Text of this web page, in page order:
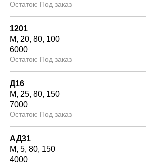
Под заказ
1201
М
20 80 100
6000
Под заказ
Д16
М
25 80 150
7000
Под заказ
АД31
М 5 80 150
4000